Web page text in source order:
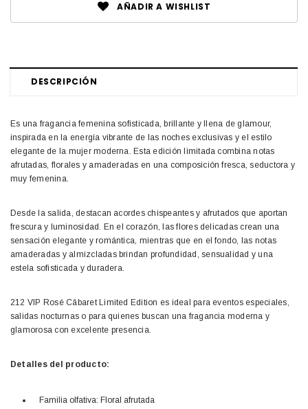
AÑADIR A WISHLIST
DESCRIPCIÓN
Es una fragancia femenina sofisticada, brillante y llena de glamour,
inspirada en la energía vibrante de las noches exclusivas y el estilo
elegante de la mujer moderna. Esta edición limitada combina notas
afrutadas, florales y amaderadas en una composición fresca, seductora y
muy femenina.
Desde la salida, destacan acordes chispeantes y afrutados que aportan
frescura y luminosidad. En el corazón, las flores delicadas crean una
sensación elegante y romántica, mientras que en el fondo, las notas
amaderadas y almizcladas brindan profundidad, sensualidad y una
estela sofisticada y duradera.
212 VIP Rosé Câbaret Limited Edition es ideal para eventos especiales,
salidas nocturnas o para quienes buscan una fragancia moderna y
glamorosa con excelente presencia.
Detalles del producto:
Familia olfativa: Floral afrutada